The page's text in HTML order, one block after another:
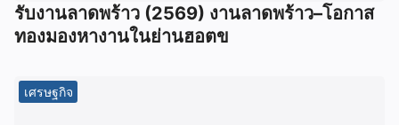
รับงานลาดพร้าว (2569) งานลาดพร้าว–โอกาส
ทองมองหางานในย่านฮอตข
เศรษฐกิจ